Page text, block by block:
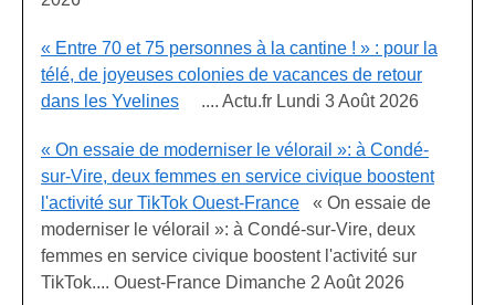
« Entre 70 et 75 personnes à la cantine ! » : pour la
télé, de joyeuses colonies de vacances de retour
dans les Yvelines .... Actu.fr Lundi 3 Août 2026
« On essaie de moderniser le vélorail »: à Condé-
sur-Vire, deux femmes en service civique boostent
l'activité sur TikTok Ouest-France « On essaie de
moderniser le vélorail »: à Condé-sur-Vire, deux
femmes en service civique boostent l'activité sur
TikTok.... Ouest-France Dimanche 2 Août 2026